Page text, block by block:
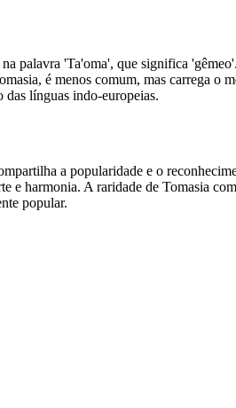
palavra 'Ta'oma', que significa
é menos comum, mas carrega
das línguas indo-europeias.
a popularidade e o
e harmonia. A raridade de Tomasia
popular.